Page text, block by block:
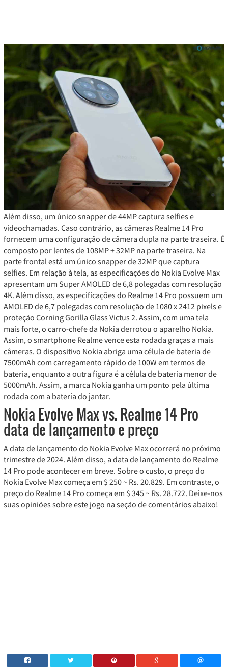
Além disso, um único snapper de 44MP captura selfies e
videochamadas. Caso contrário, as câmeras Realme 14 Pro
fornecem uma configuração de câmera dupla na parte traseira. É
composto por lentes de 108MP + 32MP na parte traseira. Na
parte frontal está um único snapper de 32MP que captura
selfies. Em relação à tela, as especificações do Nokia Evolve Max
apresentam um Super AMOLED de 6,8 polegadas com resolução
4K. Além disso, as especificações do Realme 14 Pro possuem um
AMOLED de 6,7 polegadas com resolução de 1080 x 2412 pixels e
proteção Corning Gorilla Glass Victus 2. Assim, com uma tela
mais forte, o carro-chefe da Nokia derrotou o aparelho Nokia.
Assim, o smartphone Realme vence esta rodada graças a mais
câmeras. O dispositivo Nokia abriga uma célula de bateria de
7500mAh com carregamento rápido de 100W em termos de
bateria, enquanto a outra figura é a célula de bateria menor de
5000mAh. Assim, a marca Nokia ganha um ponto pela última
rodada com a bateria do jantar.
Nokia Evolve Max vs. Realme 14 Pro
data de lançamento e preço
A data de lançamento do Nokia Evolve Max ocorrerá no próximo
trimestre de 2024. Além disso, a data de lançamento do Realme
14 Pro pode acontecer em breve. Sobre o custo, o preço do
Nokia Evolve Max começa em $ 250 ~ Rs. 20.829. Em contraste, o
preço do Realme 14 Pro começa em $ 345 ~ Rs. 28.722. Deixe-nos
suas opiniões sobre este jogo na seção de comentários abaixo!